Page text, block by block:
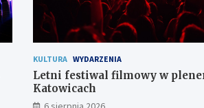
KULTURA WYDARZENIA
Letni festiwal filmowy w
Katowicach